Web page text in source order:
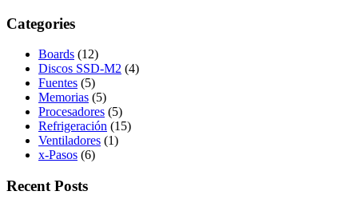
Categories
Boards (12)
Discos SSD-M2 (4)
Fuentes (5)
Memorias (5)
Procesadores (5)
Refrigeración (15)
Ventiladores (1)
x-Pasos (6)
Recent Posts